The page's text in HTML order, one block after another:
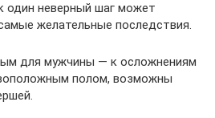
один неверный шаг может
желательные последствия.
для мужчины — к осложнениям
полом, возможны